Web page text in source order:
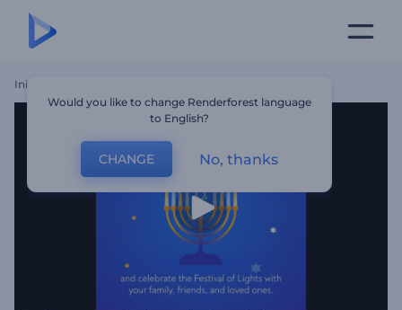
Inicio
Would you like to change Renderforest language
to English?
CHANGE No, thanks